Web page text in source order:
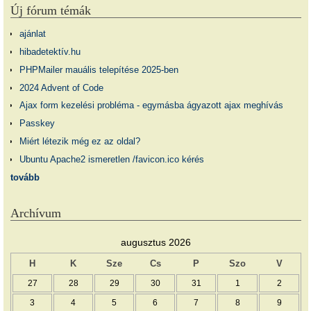
Új fórum témák
ajánlat
hibadetektív.hu
PHPMailer mauális telepítése 2025-ben
2024 Advent of Code
Ajax form kezelési probléma - egymásba ágyazott ajax meghívás
Passkey
Miért létezik még ez az oldal?
Ubuntu Apache2 ismeretlen /favicon.ico kérés
tovább
Archívum
augusztus 2026
H K Sze Cs P Szo V
27 28 29 30 31 1 2
3 4 5 6 7 8 9